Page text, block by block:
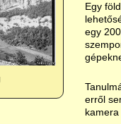
Egy
egy
erről